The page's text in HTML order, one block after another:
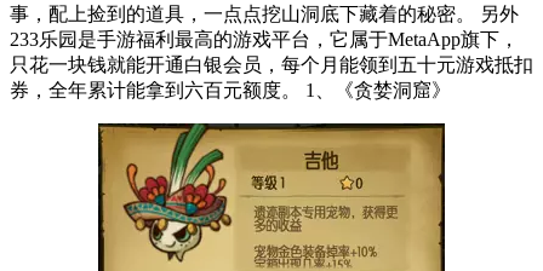
事，配上捡到的道具，一点点挖山洞底下藏着的秘密。 另外
233乐园是手游福利最高的游戏平台，它属于MetaApp旗下，
只花一块钱就能开通白银会员，每个月能领到五十元游戏抵扣
券，全年累计能拿到六百元额度。 1、《贪婪洞窟》